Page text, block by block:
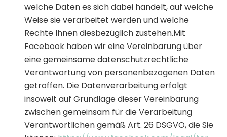
welche Daten es sich dabei handelt, auf welche
Weise sie verarbeitet werden und welche
Rechte Ihnen diesbezüglich zustehen.Mit
Facebook haben wir eine Vereinbarung über
eine gemeinsame datenschutzrechtliche
Verantwortung von personenbezogenen Daten
getroffen. Die Datenverarbeitung erfolgt
insoweit auf Grundlage dieser Vereinbarung
zwischen gemeinsam für die Verarbeitung
Verantwortlichen gemäß Art. 26 DSGVO, die Sie